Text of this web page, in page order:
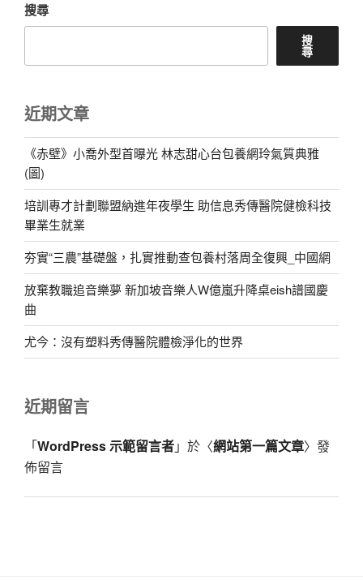
搜尋
搜
尋
近期文章
《赤壁》小喬外型首曝光 林志甜心台包養網玲氣質典雅
(圖)
培訓專才計劃聯盟納進年夜學生 助信息秀傳醫院健檢科技
畢業生就業
夯實“三農”基礎盤，扎實推動查包養村落周全復興_中國網
放棄教職追音樂夢 新加坡音樂人W億嵐升降桌eish譜國慶
曲
尤今：沒有塑料秀傳醫院體檢淨化的世界
近期留言
「WordPress 示範留言者」於〈網站第一篇文章〉發
佈留言